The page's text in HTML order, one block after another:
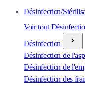
Désinfection/
Voir tout
Désinfection
Désinfection de
Désinfection de
Désinfection des